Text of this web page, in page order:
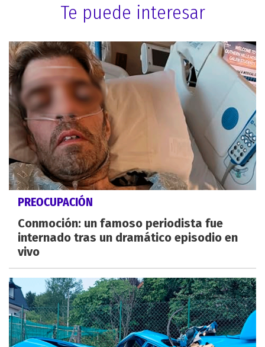
Te puede interesar
PREOCUPACIÓN
Conmoción: un famoso periodista fue
internado tras un dramático episodio en
vivo